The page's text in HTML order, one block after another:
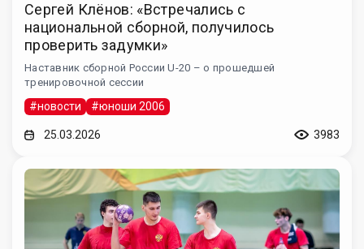
Сергей Клёнов: «Встречались с
национальной сборной, получилось
проверить задумки»
Наставник сборной России U-20 – о прошедшей
тренировочной сессии
#новости #юноши 2006
25.03.2026 3983